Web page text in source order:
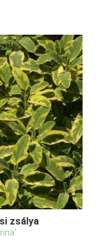
zsálya